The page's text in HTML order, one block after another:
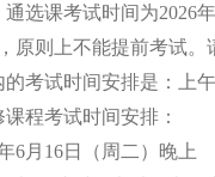
通选课考试时间为2026
原则上不能提前考试。
考试时间安排是：
上午
程考试时间安排：
6月16日（周二）晚上